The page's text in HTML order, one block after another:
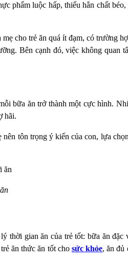
phẩm luộc hấp, thiếu hẳn chất
cho trẻ ăn quá ít đạm, có trường
Bên cạnh đó, việc không quan
bữa ăn trở thành một cực hình.
hãi.
tôn trọng ý kiến của con, lựa
gian ăn của trẻ tốt: bữa ăn đặc
ăn thức ăn tốt cho sức khỏe, ăn đủ